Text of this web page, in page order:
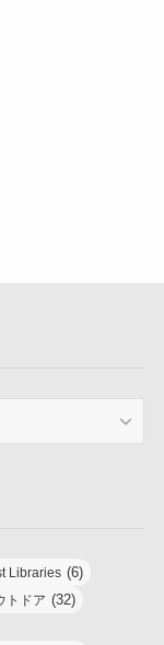
Libraries (6)
トドア (32)